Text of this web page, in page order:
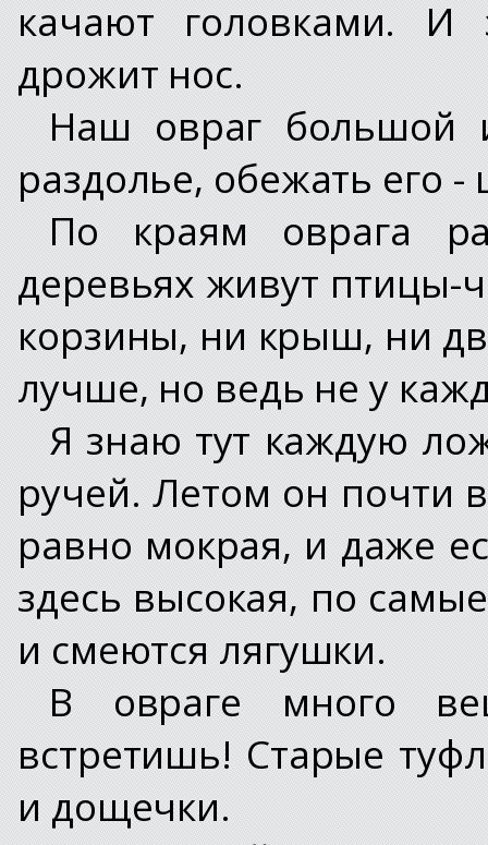
качают головками. И
дрожит нос.
Наш овраг большой
раздолье, обежать его
По краям оврага
деревьях живут птицы-
корзины, ни крыш, ни
лучше, но ведь не у
Я знаю тут каждую
ручей. Летом он почти
равно мокрая, и даже
здесь высокая, по
и смеются лягушки.
В овраге много
встретишь! Старые
и дощечки.